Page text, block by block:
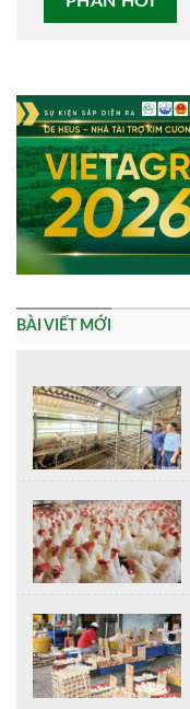
BÀI VIẾT MỚI